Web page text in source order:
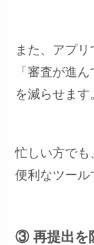
また、アプリ
「審査が進
を減らせます
忙しい方でも
便利なツール
③ 再提出を